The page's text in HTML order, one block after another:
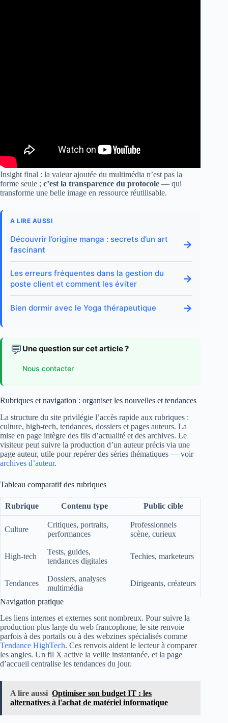
Insight final : la valeur ajoutée du multimédia n’est pas la
forme seule ; c’est la transparence du protocole — qui
transforme une belle image en ressource réutilisable.
A LIRE AUSSI
Découvrir l’origine manga : secrets d’un art
fascinant
→
Les erreurs fréquentes dans la gestion du
poste client et comment les éviter
→
Bien dormir avec le Yoga thérapeutique →
💬 Une question sur cet article ?
Nous contacter
Rubriques et navigation : organiser les nouvelles et tendances
La structure du site privilégie l’accès rapide aux rubriques :
culture, high-tech, tendances, dossiers et pages auteurs. La
mise en page intègre des fils d’actualité et des archives. Le
visiteur peut suivre la production d’un auteur précis via une
page auteur, utile pour repérer des séries thématiques — voir
archives d’auteur.
Tableau comparatif des rubriques
Rubrique Contenu type Public cible
Culture
Critiques, portraits,
performances
Professionnels
scène, curieux
High-tech
Tests, guides,
tendances digitales
Techies, marketeurs
Tendances
Dossiers, analyses
multimédia
Dirigeants, créateurs
Navigation pratique
Les liens internes et externes sont nombreux. Pour suivre la
production plus large du web francophone, le site renvoie
parfois à des portails ou à des webzines spécialisés comme
Tendance HighTech. Ces renvois aident le lecteur à comparer
les angles. Un fil X active la veille instantanée, et la page
d’accueil centralise les tendances du jour.
A lire aussi Optimiser son budget IT : les
alternatives à l'achat de matériel informatique